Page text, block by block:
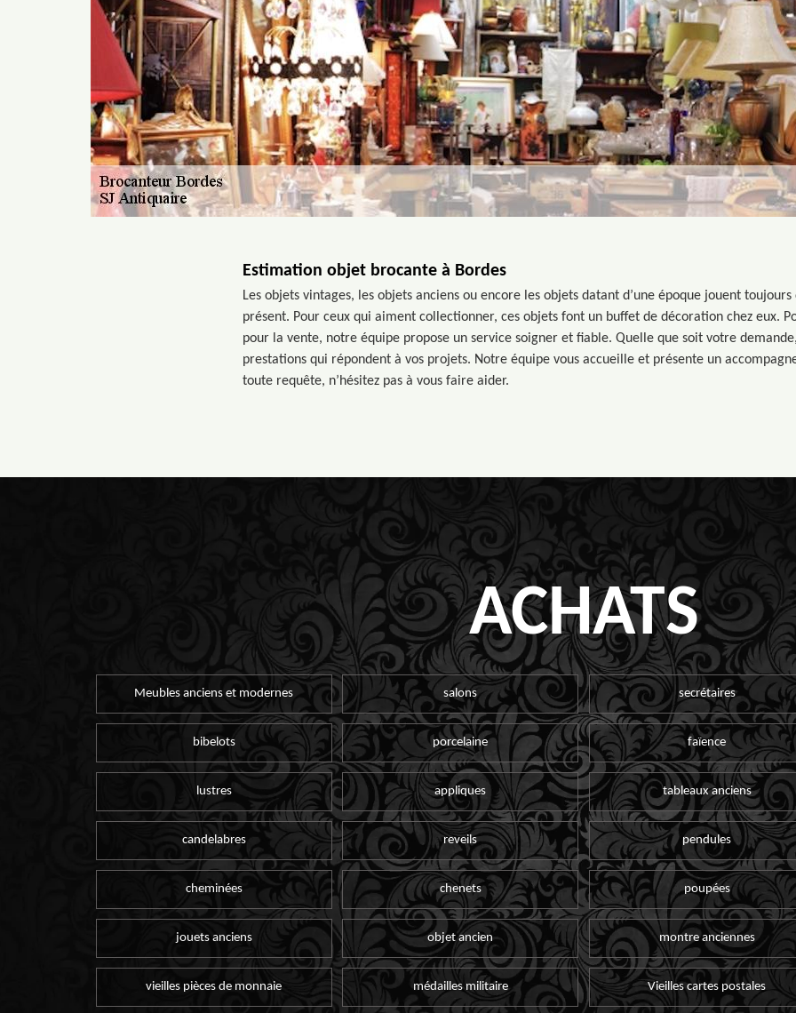
Estimation objet brocante à Bordes
Les objets vintages, les objets anciens ou encore les objets datant d’une époque jouent
présent. Pour ceux qui aiment collectionner, ces objets font un buffet de décoration chez eux.
pour la vente, notre équipe propose un service soigner et fiable. Quelle que soit votre
prestations qui répondent à vos projets. Notre équipe vous accueille et présente un
toute requête, n’hésitez pas à vous faire aider.
ACHATS
Meubles anciens et modernes salons secrétaires
bibelots porcelaine faïence
lustres appliques tableaux anciens
candelabres reveils pendules
cheminées chenets poupées
jouets anciens objet ancien montre anciennes
vieilles pièces de monnaie médailles militaire Vieilles cartes postales